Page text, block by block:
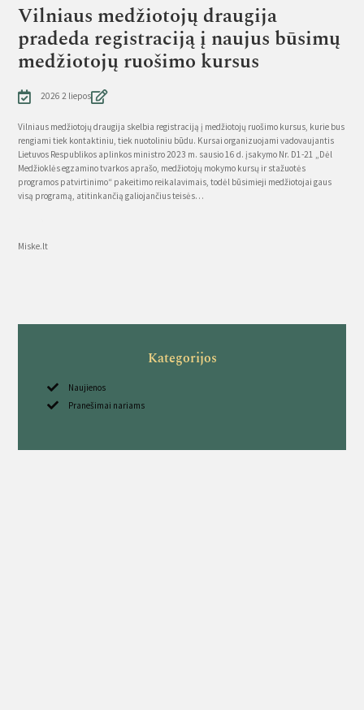
Vilniaus medžiotojų draugija
pradeda registraciją į naujus būsimų
medžiotojų ruošimo kursus
2026 2 liepos
Vilniaus medžiotojų draugija skelbia registraciją į medžiotojų ruošimo kursus, kurie bus
rengiami tiek kontaktiniu, tiek nuotoliniu būdu. Kursai organizuojami vadovaujantis
Lietuvos Respublikos aplinkos ministro 2023 m. sausio 16 d. įsakymo Nr. D1-21 „Dėl
Medžioklės egzamino tvarkos aprašo, medžiotojų mokymo kursų ir stažuotės
programos patvirtinimo“ pakeitimo reikalavimais, todėl būsimieji medžiotojai gaus
visą programą, atitinkančią galiojančius teisės…
Miske.lt
Kategorijos
Naujienos
Pranešimai nariams